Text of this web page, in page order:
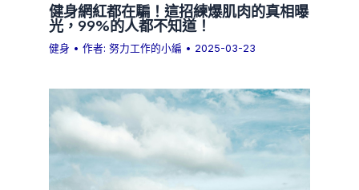
健身網紅都在騙！這招練爆肌肉的真相曝
光，99%的人都不知道！
健身 • 作者:努力工作的小編 • 2025-03-23